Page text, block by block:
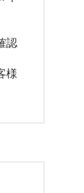
認
様